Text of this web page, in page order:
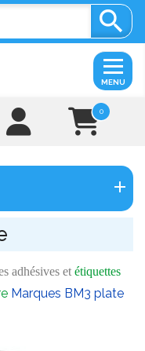

0
MENU
adhésives et étiquettes
Marques BM3 plate